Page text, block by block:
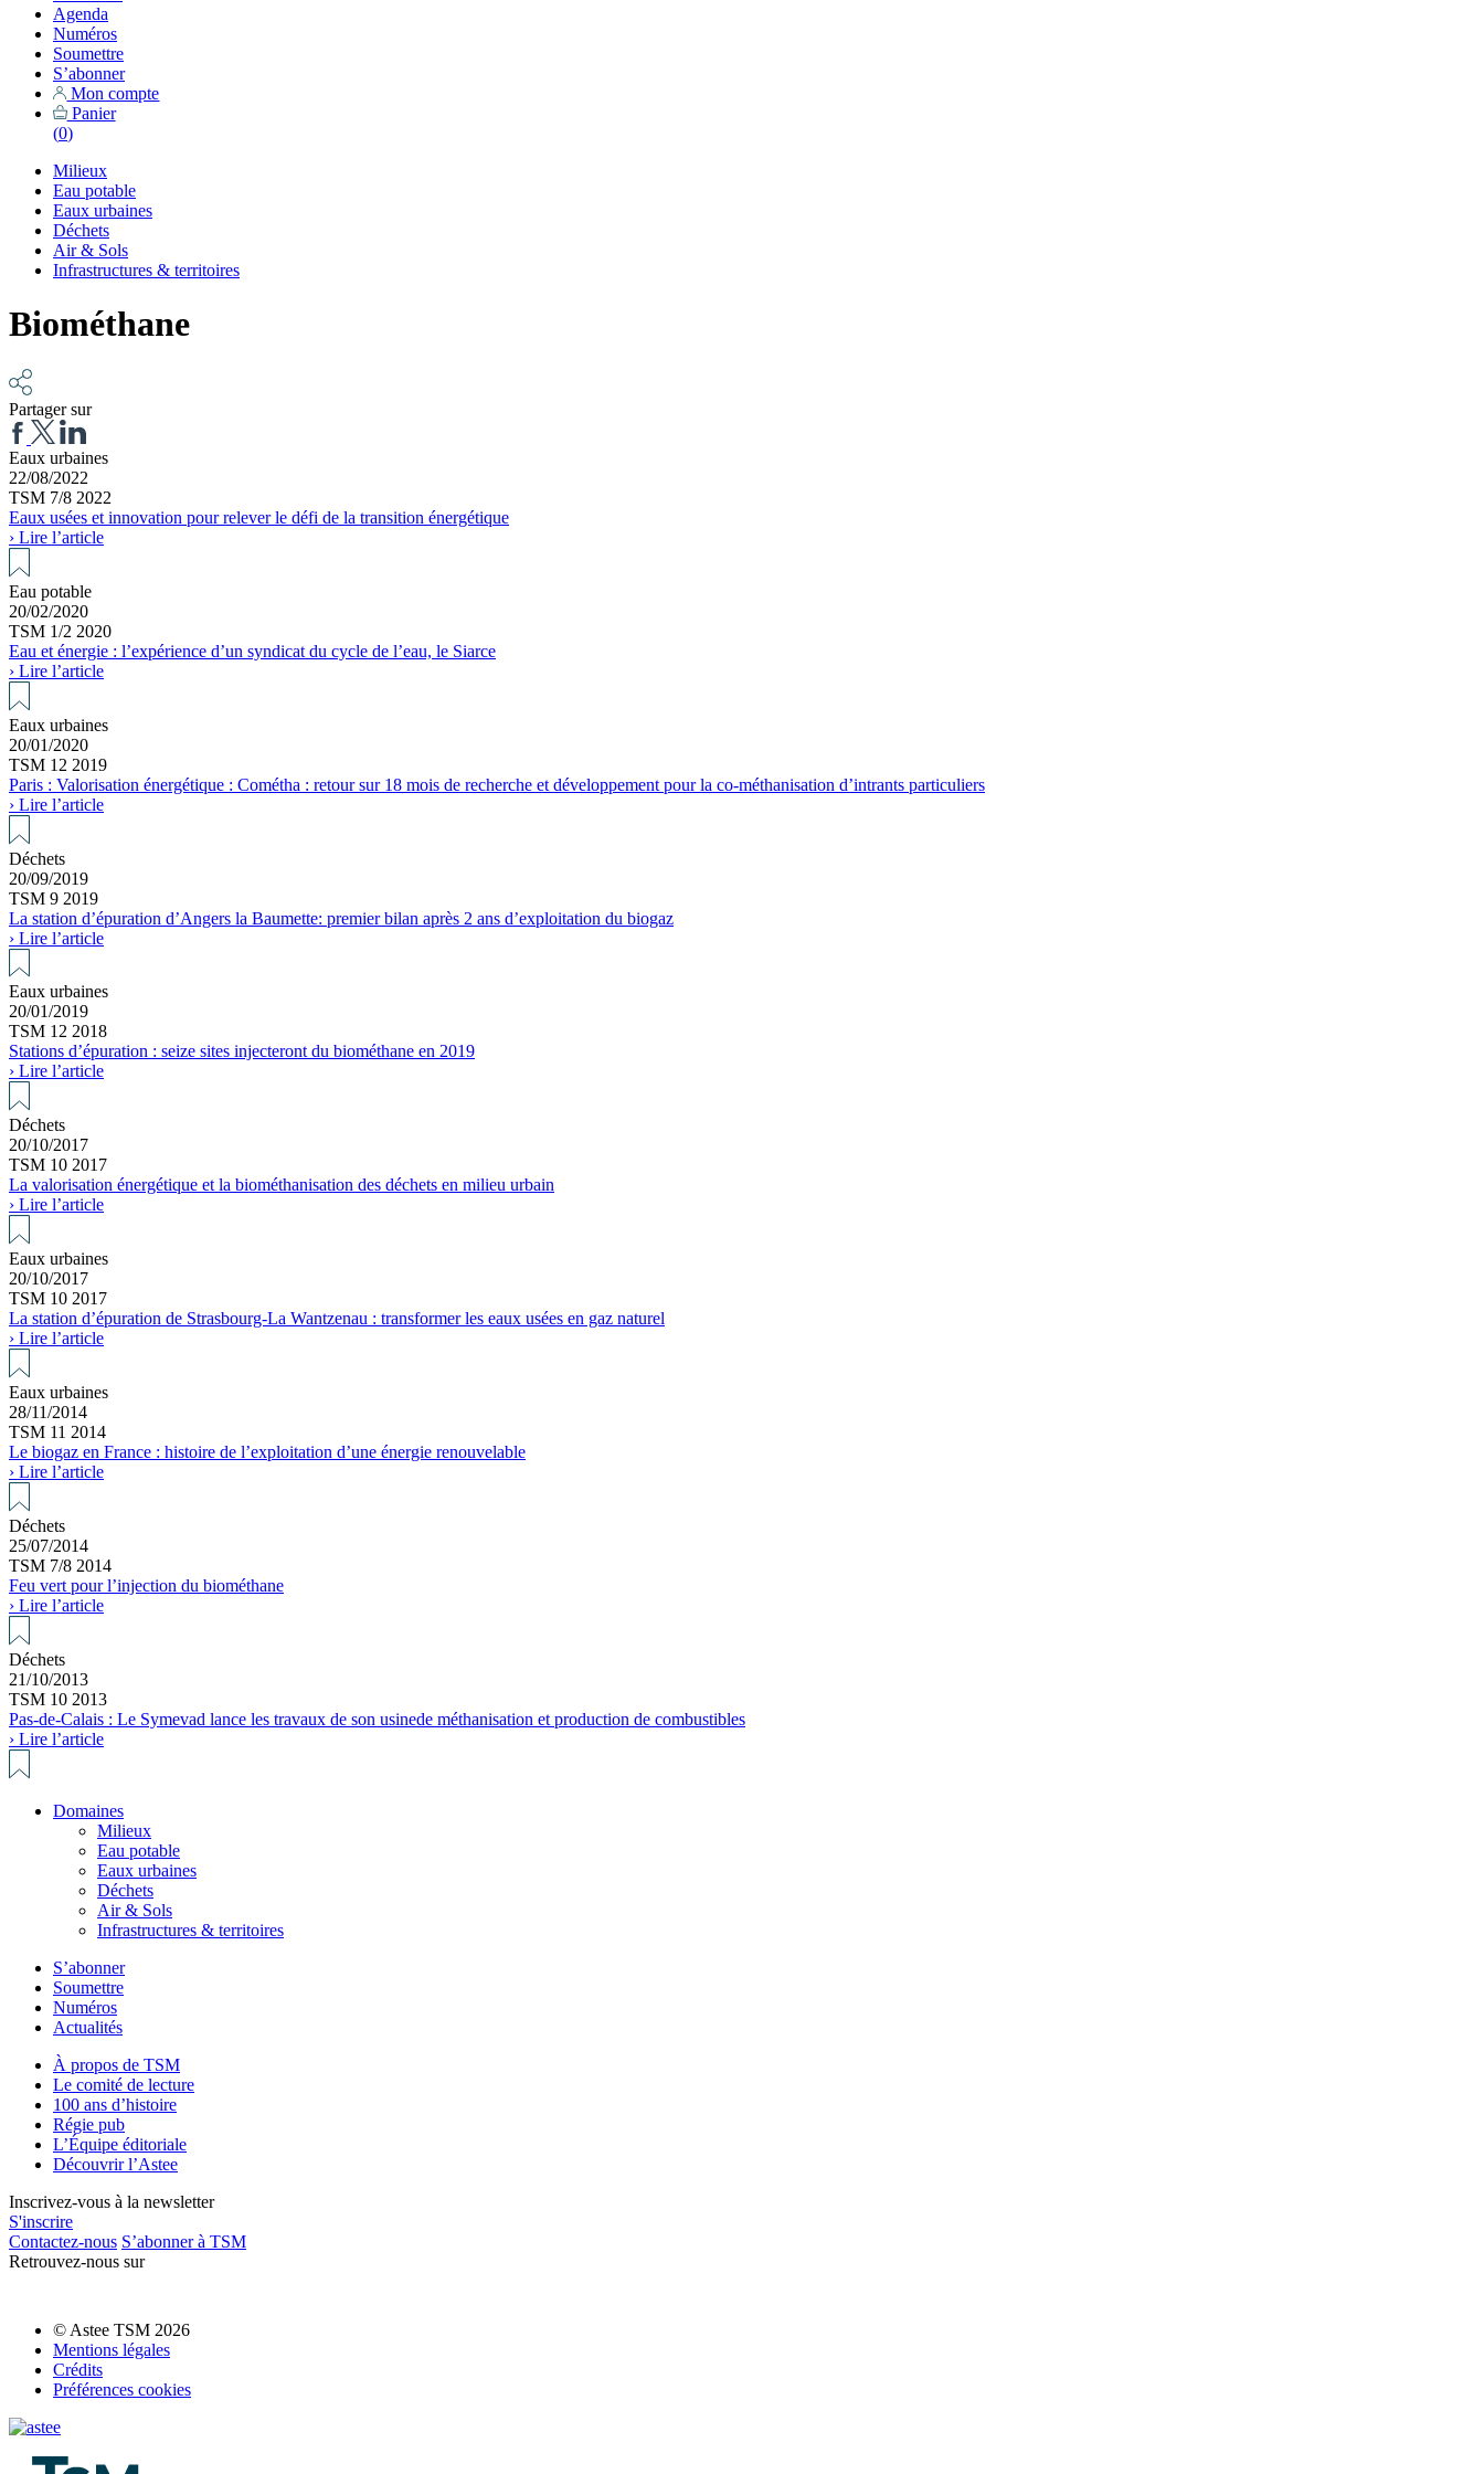
Agenda
Numéros
Soumettre
S’abonner
Mon compte
Panier
(0)
Milieux
Eau potable
Eaux urbaines
Déchets
Air & Sols
Infrastructures & territoires
Biométhane
Partager sur
Eaux urbaines
22/08/2022
TSM 7/8 2022
Eaux usées et innovation pour relever le défi de la transition énergétique
› Lire l’article
Eau potable
20/02/2020
TSM 1/2 2020
Eau et énergie : l’expérience d’un syndicat du cycle de l’eau, le Siarce
› Lire l’article
Eaux urbaines
20/01/2020
TSM 12 2019
Paris : Valorisation énergétique : Cométha : retour sur 18 mois de recherche et développement pour la co-méthanisation d’intrants particuliers
› Lire l’article
Déchets
20/09/2019
TSM 9 2019
La station d’épuration d’Angers la Baumette: premier bilan après 2 ans d’exploitation du biogaz
› Lire l’article
Eaux urbaines
20/01/2019
TSM 12 2018
Stations d’épuration : seize sites injecteront du biométhane en 2019
› Lire l’article
Déchets
20/10/2017
TSM 10 2017
La valorisation énergétique et la biométhanisation des déchets en milieu urbain
› Lire l’article
Eaux urbaines
20/10/2017
TSM 10 2017
La station d’épuration de Strasbourg-La Wantzenau : transformer les eaux usées en gaz naturel
› Lire l’article
Eaux urbaines
28/11/2014
TSM 11 2014
Le biogaz en France : histoire de l’exploitation d’une énergie renouvelable
› Lire l’article
Déchets
25/07/2014
TSM 7/8 2014
Feu vert pour l’injection du biométhane
› Lire l’article
Déchets
21/10/2013
TSM 10 2013
Pas-de-Calais : Le Symevad lance les travaux de son usinede méthanisation et production de combustibles
› Lire l’article
Domaines
Milieux
Eau potable
Eaux urbaines
Déchets
Air & Sols
Infrastructures & territoires
S’abonner
Soumettre
Numéros
Actualités
À propos de TSM
Le comité de lecture
100 ans d’histoire
Régie pub
L’Équipe éditoriale
Découvrir l’Astee
Inscrivez-vous à la newsletter
S'inscrire
Contactez-nous S’abonner à TSM
Retrouvez-nous sur
© Astee TSM 2026
Mentions légales
Crédits
Préférences cookies